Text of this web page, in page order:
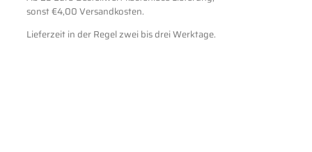
sonst €4,00 Versandkosten.
Lieferzeit in der Regel zwei bis drei Werktage.